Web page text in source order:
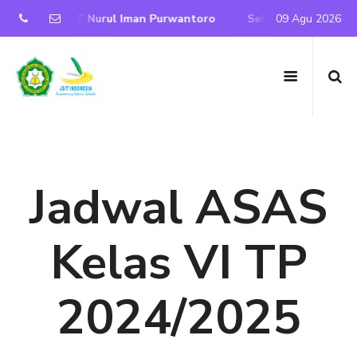
SD IT Nurul Iman Purwantoro Selamat Datang di
09 Agu 2026
Jadwal ASAS
Kelas VI TP
2024/2025